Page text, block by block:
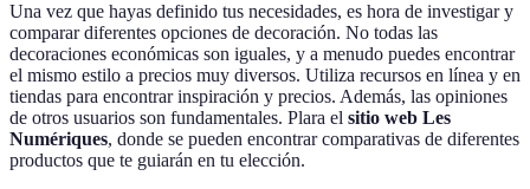
Una vez que hayas definido tus necesidades, es hora de investigar y
comparar diferentes opciones de decoración. No todas las
decoraciones económicas son iguales, y a menudo puedes encontrar
el mismo estilo a precios muy diversos. Utiliza recursos en línea y en
tiendas para encontrar inspiración y precios. Además, las opiniones
de otros usuarios son fundamentales. Plara el sitio web Les
Numériques, donde se pueden encontrar comparativas de diferentes
productos que te guiarán en tu elección.